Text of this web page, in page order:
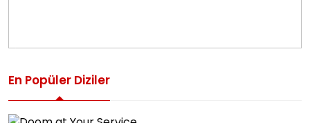
En Popüler Diziler